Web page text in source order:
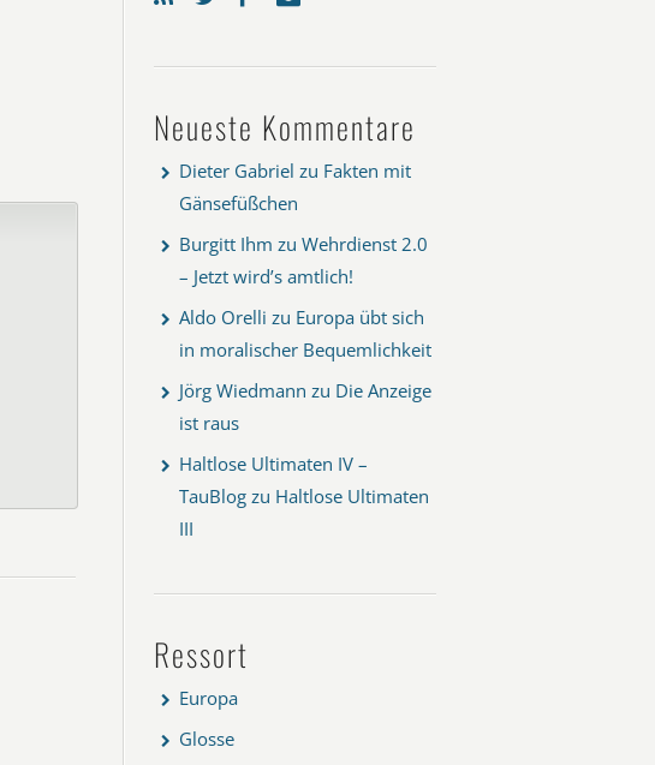
Neueste Kommentare
Dieter Gabriel zu Fakten mit
Gänsefüßchen
Burgitt Ihm zu Wehrdienst 2.0
– Jetzt wird’s amtlich!
Aldo Orelli zu Europa übt sich
in moralischer Bequemlichkeit
Jörg Wiedmann zu Die Anzeige
ist raus
Haltlose Ultimaten IV –
TauBlog zu Haltlose Ultimaten
III
Ressort
Europa
Glosse